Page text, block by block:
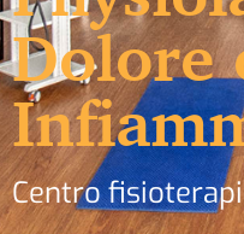
Dolore
Centro